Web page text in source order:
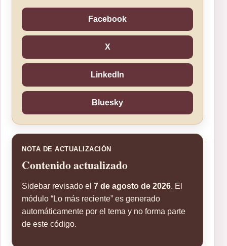
Facebook
X
LinkedIn
Bluesky
NOTA DE ACTUALIZACIÓN
Contenido actualizado
Sidebar revisado el 7 de agosto de 2026. El
módulo “Lo más reciente” es generado
automáticamente por el tema y no forma parte
de este código.